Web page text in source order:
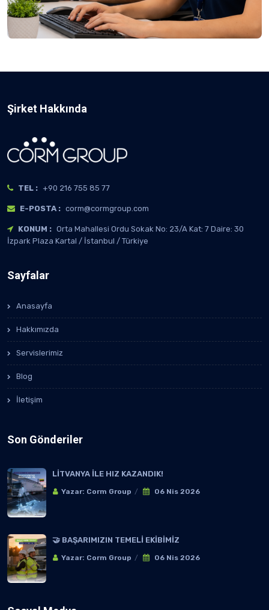
Şirket Hakkında
TEL : +90 216 755 85 77
E-POSTA : corm@cormgroup.com
KONUM : Orta Mahallesi Ordu Sokak No: 23/A Kat: 7 Daire: 30
İzpark Plaza Kartal / İstanbul / Türkiye
Sayfalar
Anasayfa
Hakkımızda
Servislerimiz
Blog
İletişim
Son Gönderiler
LİTVANYA İLE HIZ KAZANDIK!
Yazar: Corm Group 06 Nis 2026
🤝 BAŞARIMIZIN TEMELİ EKİBİMİZ
Yazar: Corm Group 06 Nis 2026